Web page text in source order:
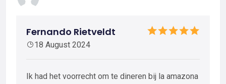
Fernando Rietveldt
18 August 2024
Ik had het voorrecht om te dineren bij la amazona